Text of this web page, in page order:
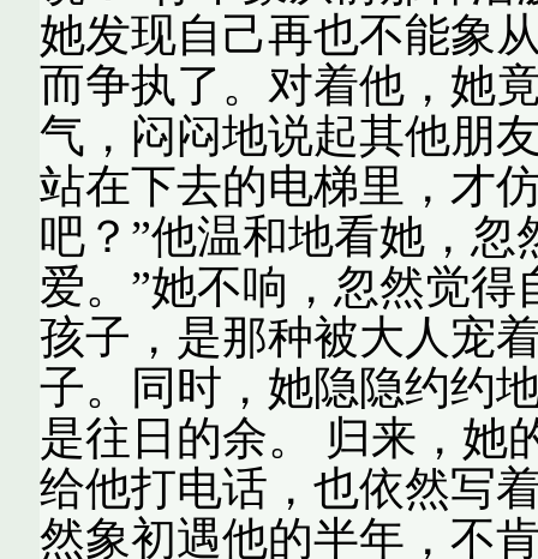
她发现自己再也不能象
而争执了。对着他，她
气，闷闷地说起其他朋
站在下去的电梯里，才
吧？”他温和地看她，忽
爱。”她不响，忽然觉
孩子，是那种被大人宠
子。同时，她隐隐约约
是往日的余。 归来，她
给他打电话，也依然写
然象初遇他的半年，不